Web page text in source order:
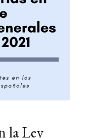
la Ley